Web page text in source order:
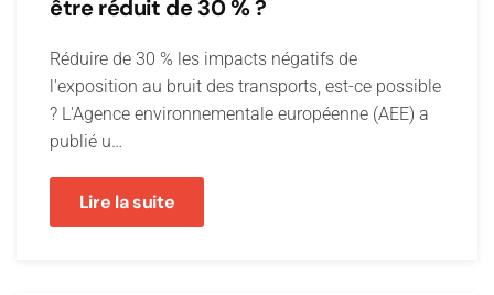
être réduit de 30 % ?
Réduire de 30 % les impacts négatifs de
l'exposition au bruit des transports, est-ce possible
? L'Agence environnementale européenne (AEE) a
publié u…
Lire la suite